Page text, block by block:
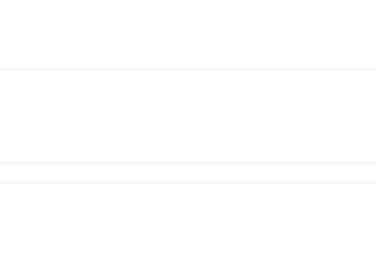
senza complicazioni.
del mercato.
piattaforme e dApp.